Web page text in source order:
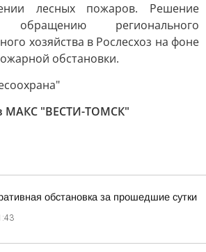
лесных пожаров. Решение
регионального
хозяйства в Рослесхоз на фоне
обстановки.
МАКС "ВЕСТИ-ТОМСК"
обстановка за прошедшие сутки